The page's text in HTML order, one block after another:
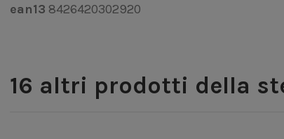
ean13 8426420302920
16 altri prodotti della